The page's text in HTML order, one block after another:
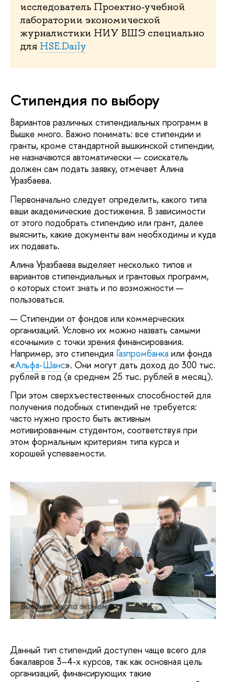
исследователь Проектно-учебной
лаборатории экономической
журналистики НИУ ВШЭ специально
для HSE.Daily
Стипендия по выбору
Вариантов различных стипендиальных программ в
Вышке много. Важно понимать: все стипендии и
гранты, кроме стандартной вышкинской стипендии,
не назначаются автоматически — соискатель
должен сам подать заявку, отмечает Алина
Уразбаева.
Первоначально следует определить, какого типа
ваши академические достижения. В зависимости
от этого подобрать стипендию или грант, далее
выяснить, какие документы вам необходимы и куда
их подавать.
Алина Уразбаева выделяет несколько типов и
вариантов стипендиальных и грантовых программ,
о которых стоит знать и по возможности —
пользоваться.
Стипендии от фондов или коммерческих
организаций. Условно их можно назвать самыми
«сочными» с точки зрения финансирования.
Например, это стипендия Газпромбанка или фонда
«Альфа-Шанс». Они могут дать доход до 300 тыс.
рублей в год (в среднем 25 тыс. рублей в месяц).
При этом сверхъестественных способностей для
получения подобных стипендий не требуется:
часто нужно просто быть активным
мотивированным студентом, соответствуя при
этом формальным критериям типа курса и
хорошей успеваемости.
Высшая школа экономики
Данный тип стипендий доступен чаще всего для
бакалавров 3–4-х курсов, так как основная цель
организаций, финансирующих такие